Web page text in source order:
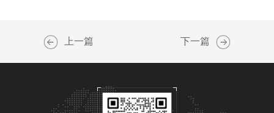
上一篇 下一篇